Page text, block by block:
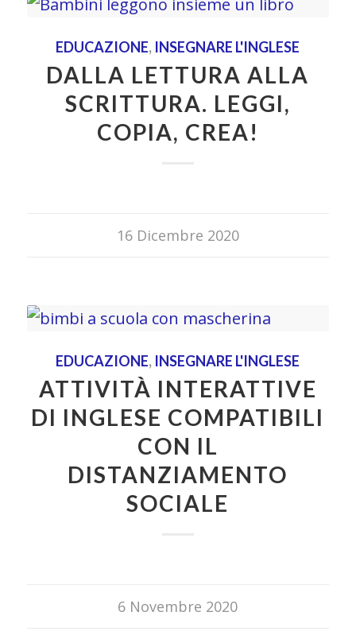
EDUCAZIONE, INSEGNARE L'INGLESE
DALLA LETTURA ALLA
SCRITTURA. LEGGI,
COPIA, CREA!
16 Dicembre 2020
EDUCAZIONE, INSEGNARE L'INGLESE
ATTIVITÀ INTERATTIVE
DI INGLESE COMPATIBILI
CON IL
DISTANZIAMENTO
SOCIALE
6 Novembre 2020